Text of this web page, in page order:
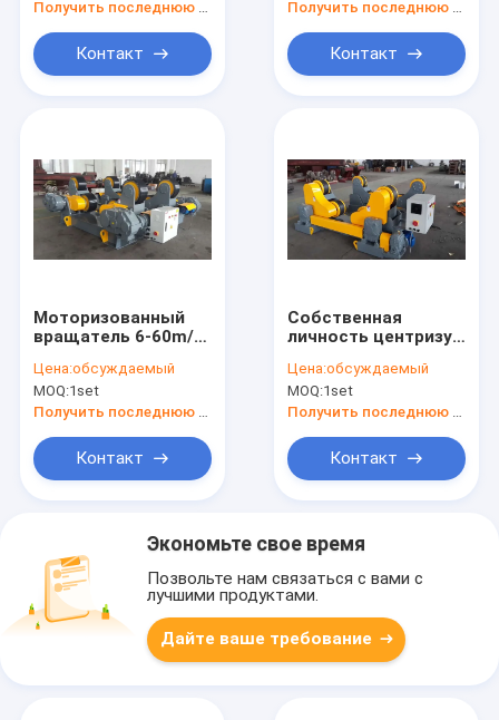
Контакт Контакт
Моторизованный
вращатель 6-60m/H
руководства
сваривая с 2
роликами
Цена:обсуждаемый
MOQ:1set
Получить последнюю цену
Контакт
Собственная
личность центризуя
заварки трубы
1.5KW 20T для
боилера
Цена:обсуждаемый
MOQ:1set
Получить последнюю цену
Контакт
Экономьте свое время
Позвольте нам связаться с вами с
лучшими продуктами.
Дайте ваше требование